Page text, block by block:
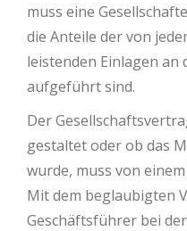
muss eine
die Anteile der von
leistenden Einlagen an
aufgeführt sind.
Der
gestaltet oder ob das
wurde, muss von
Mit dem beglaubigten
Geschäftsführer bei